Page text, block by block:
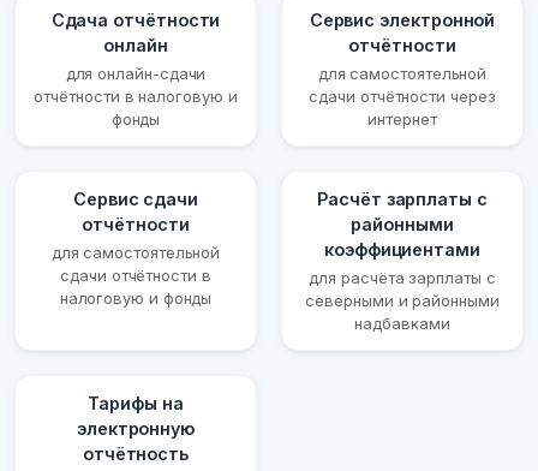
Сдача отчётности
онлайн
для онлайн-сдачи
отчётности в налоговую и
фонды
Сервис электронной
отчётности
для самостоятельной
сдачи отчётности через
интернет
Сервис сдачи
отчётности
для самостоятельной
сдачи отчётности в
налоговую и фонды
Расчёт зарплаты с
районными
коэффициентами
для расчёта зарплаты с
северными и районными
надбавками
Тарифы на
электронную
отчётность